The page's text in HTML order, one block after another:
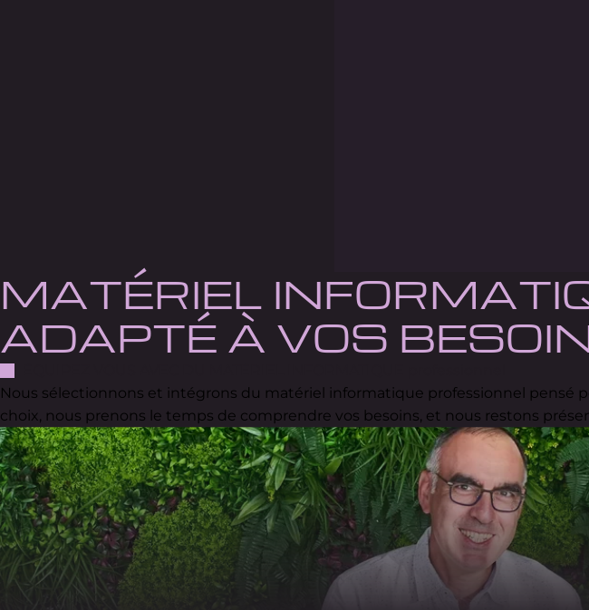
MATÉRIEL
ADAPTÉ À VOS
Nous sélectionnons et intégrons du matériel informatique professionnel pensé
choix, nous prenons le temps de comprendre vos besoins, et nous restons